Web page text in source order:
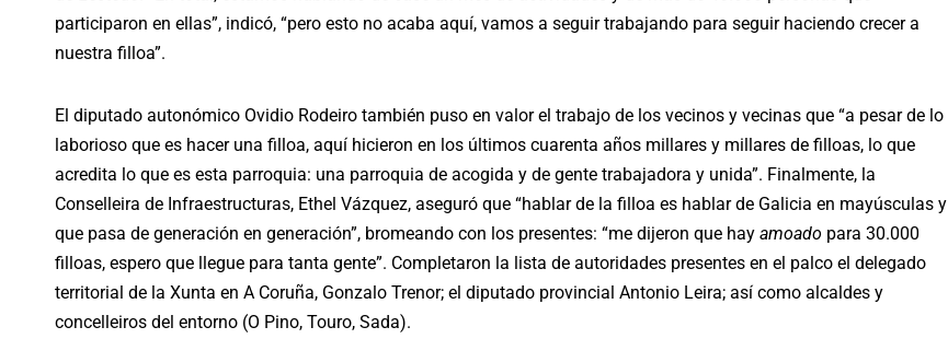
participaron en ellas”, indicó, “pero esto no acaba aquí, vamos a seguir trabajando para seguir haciendo crecer a
nuestra filloa”.
El diputado autonómico Ovidio Rodeiro también puso en valor el trabajo de los vecinos y vecinas que “a pesar de lo
laborioso que es hacer una filloa, aquí hicieron en los últimos cuarenta años millares y millares de filloas, lo que
acredita lo que es esta parroquia: una parroquia de acogida y de gente trabajadora y unida”. Finalmente, la
Conselleira de Infraestructuras, Ethel Vázquez, aseguró que “hablar de la filloa es hablar de Galicia en mayúsculas y
que pasa de generación en generación”, bromeando con los presentes: “me dijeron que hayamoado para 30.000
filloas, espero que llegue para tanta gente”. Completaron la lista de autoridades presentes en el palco el delegado
territorial de la Xunta en A Coruña, Gonzalo Trenor; el diputado provincial Antonio Leira; así como alcaldes y
concelleiros del entorno (O Pino, Touro, Sada).